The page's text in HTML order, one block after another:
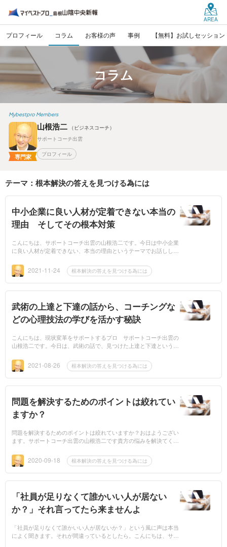
AREA
プロフィール コラム お客様の声 事例 【無料】お試しセッション
コラム
Mybestpro Members
専門家
山根浩二
（ビジネスコーチ）
サポートコーチ出雲
プロフィール
テーマ：根本解決の答えを見つける為には
中小企業に良い人材が定着できない本当の
理由 そしてその根本対策
こんにちは、サポートコーチ出雲の山根浩二です。今日は中小企業
に良い人材が定着できない、本当の理由というテーマでお話ししま
がなかったり...
2021-11-24 根本解決の答えを見つける為には
武術の上達と下達の話から、コーチングな
どの心理技法の学びを活かす秘訣
こんにちは、現状変革をサポートするプロ サポートコーチ出雲の
山根浩二です。今日は、武術の話で、見つけた上達と下達という内
チングにも、...
2021-08-26 根本解決の答えを見つける為には
問題を解決するためのポイントは絞れてい
ますか？
問題を解決するためのポイントは絞れていますか？おはようござい
ます。サポートコーチ出雲の山根浩二です貴方の悩みを解決てくれ
だその専...2020-09-18 根本解決の答えを見つける為には
「社員が足りなくて誰かいい人が居ない
か？」それ言ってたら来ませんよ
「社員が足りなくて誰かいい人が居ないか？」という風に声は本当
によく聞きます。それが間違っているとしたら。こんにちは、サポ